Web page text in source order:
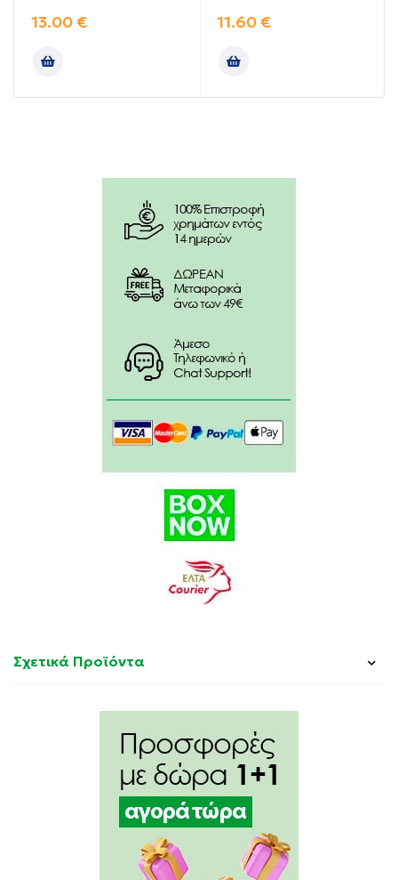
Προσφέρει φυσική ενυδάτωση και αντισηπτική
Οδηγίες χρήσης:
Μπορεί να χρησιμοποιηθεί σε φυσικά αλλά και ήδη
βαμμένα μαλλιά.
Συστατικά:
Είναι εμπλουτισμένη με Αλόη Βέρα, Λιμνάνθες,
Λευκή Σημύδα, Αμαμηλίς και Εχινάκια.
Είναι χωρίς αμμωνία, parabens, ρεζορκίνη, αλκοόλη,
άρωμα, γλουτένη
13.00 € 11.60 €
Σχετικά Προϊόντα